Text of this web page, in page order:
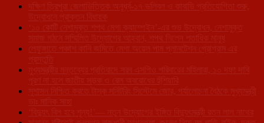
দক্ষিণ ত্রিপুরা জেলাভিত্তিক অনূর্ধ্ব-১৭ ভলিবল ও কাবাডি প্রতিযোগিতা শুরু,
উদ্বোধনে প্রাক্তন বিধায়ক
‘১০ কোটি নেশামুক্ত শপথ মেগা ক্যাম্পেইন’-এর শুভ উদ্বোধন, নেশামুক্ত
সমাজ গঠনে সম্মিলিত উদ্যোগের আহ্বান, শপথ নিলেন শতাধিক মানুষ
লেফুঙ্গাতে পঞ্চাশ কানি জমিতে মেগা অয়েল পাম প্লানটেশন প্রোগ্রাম এর
প্রস্তুতি
মুখ্যমন্ত্রীর মন্তব্যের প্রতিবাদে সরব এসপিও পরিবারের মহিলারা, ১০ দফা দাবি
পূরণ না হলে জাতীয় সড়ক ও রেল অবরোধের হুঁশিয়ারি
সুশাসন নিশ্চিত করতে টাস্ক মনিটরিং সিস্টেমে জোর, পর্যালোচনা বৈঠকে মুখ্যমন্ত্রী
ডাঃ মানিক সাহা
‘বিদ্যুৎ বিল হবে শূন্য!’— নতুন উদ্যোগের ইঙ্গিত বিদ্যুৎমন্ত্রী রতন লাল নাথের